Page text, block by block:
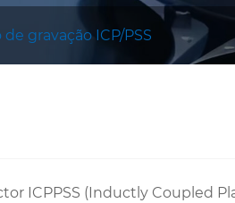
de gravação ICP/PSS
ICPPSS (Inductly Coupled